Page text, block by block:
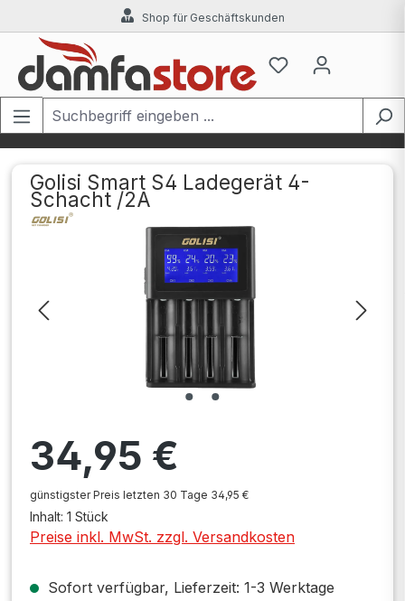
Zum Hauptinhalt springenShop für Geschäftskunden
Golisi Smart S4 Ladegerät 4-
Schacht /2A
Bildergalerie überspringen
34,95 €
günstigster Preis letzten 30 Tage 34,95 €
Inhalt: 1 Stück
Preise inkl. MwSt. zzgl. Versandkosten
Sofort verfügbar, Lieferzeit: 1-3 Werktage